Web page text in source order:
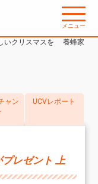
メニュー
いクリスマスを 養蜂家
ャン
UCVレポート
レゼント 上